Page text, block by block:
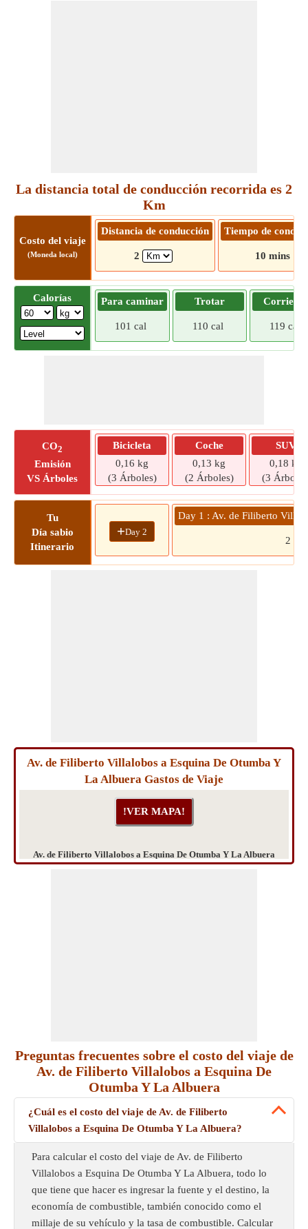
La distancia total de conducción recorrida es 2
Km
Costo del viaje
(Moneda local)
Distancia de conducción
2
Tiempo de
10 mins
Calorías Para caminar
101 cal
Trotar
110 cal 119 cal
CO2
Emisión
VS Árboles
Bicicleta
0,16 kg
(3 Árboles)
Coche
0,13 kg
(2 Árboles)
SUV
0,18 kg
(3
Tu
Día sabio
Itinerario
+Day 2
Day 1 : Av. de Filiberto
2
Av. de Filiberto Villalobos a Esquina De Otumba Y
La Albuera Gastos de Viaje
Av. de Filiberto Villalobos a Esquina De Otumba Y La Albuera
Preguntas frecuentes sobre el costo del viaje de
Av. de Filiberto Villalobos a Esquina De
Otumba Y La Albuera
¿Cuál es el costo del viaje de Av. de Filiberto
Villalobos a Esquina De Otumba Y La Albuera?
Para calcular el costo del viaje de Av. de Filiberto
Villalobos a Esquina De Otumba Y La Albuera, todo lo
que tiene que hacer es ingresar la fuente y el destino, la
economía de combustible, también conocido como el
millaje de su vehículo y la tasa de combustible. Calcular